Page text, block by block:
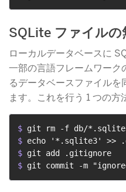
SQLite ファイルの
ローカルデータベースに
一部の言語フレームワーク
るデータベースファイルを
ます。これを行う 1 つの方
$ git rm -f db/
$ echo '*.sqlite3' >>
$ git add .gitignore
$ git commit -m